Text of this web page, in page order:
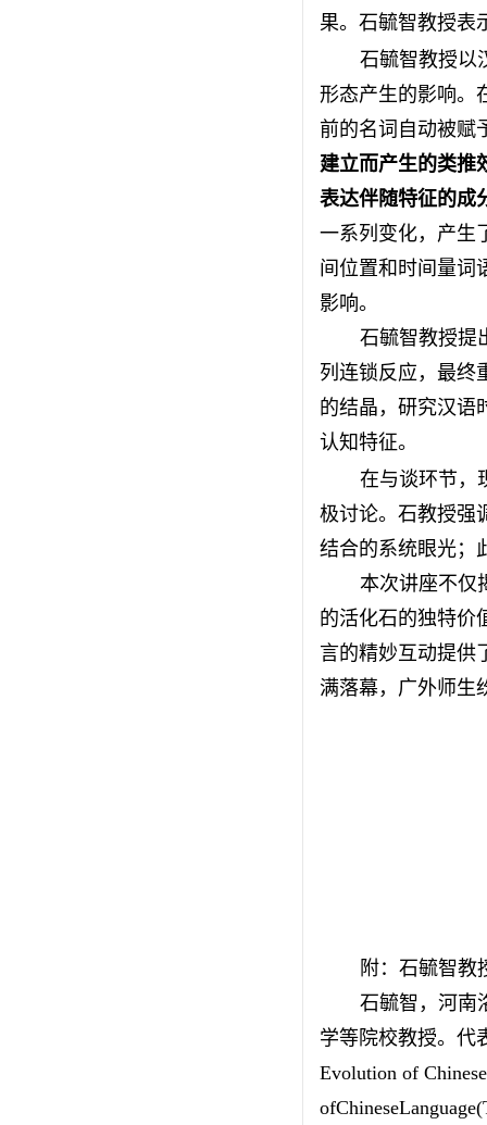
果。石毓智教授表
石毓智教授以
形态产生的影响。
前的名词自动被赋
建立而产生的类推
表达伴随特征的成
一系列变化，产生
间位置和时间量词
影响。
石毓智教授提
列连锁反应，最终
的结晶，研究汉语
认知特征。
在与谈环节，
极讨论。石教授强
结合的系统眼光；
本次讲座不仅
的活化石的独特价
言的精妙互动提供
满落幕，广外师生
附：石毓智教
石毓智，河南
学等院校教授。代
Evolution of